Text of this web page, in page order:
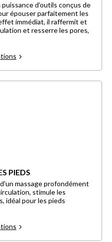
d’outils conçus de
épouser parfaitement les
immédiat, il raffermit et
et resserre les pores,
PIEDS
massage profondément
stimule les
idéal pour les pieds